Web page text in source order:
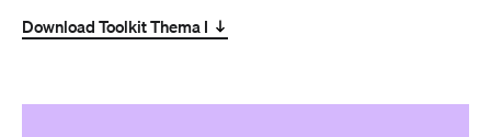
Download Toolkit Thema I